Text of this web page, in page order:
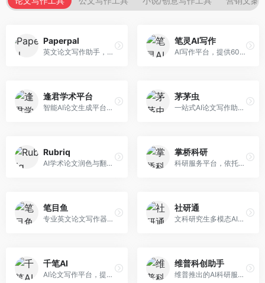
Paperpal
英文论文写作助手，专注于学术英语润色。面向需要发表国际期刊的研究者，提供语法检查、学术表达优化、格式规范等服务，英语表达地道专业。
笔灵AI写作
AI写作平台，提供600+写作模板。面向学生、职场人士和内容创作者，支持论文、公文、营销文案等多种文体，模板丰富，一键生成，写作效率大幅提升。
逢君学术平台
智能AI论文生成平台，支持查重检测。面向高校学生和研究人员，提供论文选题、内容生成、查重修改等一站式服务，学术写作流程完整。
茅茅虫
一站式AI论文写作助手，覆盖学术写作全场景。面向高校学生和科研人员，提供开题报告、文献综述、论文正文等写作服务，支持多学科多类型论文，操作简便。
Rubriq
AI学术论文润色与翻译平台。面向国际期刊投稿者，提供论文润色、翻译、格式调整等服务，支持多语言，学术表达专业规范。
掌桥科研
科研服务平台，依托3亿+真实文献数据库。面向学术研究者和学生，提供文献检索、论文写作、科研数据分析等服务，文献资源丰富，学术支持专业。
笔目鱼
专业英文论文写作器，支持学术论文全流程。面向留学生和国际期刊投稿者，提供英文论文撰写、润色、格式调整等服务，学术英语表达规范。
社研通
文科研究生多模态AI学术写作平台。面向文科研究生和社科研究者，提供文献综述、理论分析、定性研究辅助等服务，文科研究方法论支持完善。
千笔AI
AI论文写作平台，提供无限改稿服务。面向高校学生和学术研究者，支持论文选题、大纲生成、内容撰写、查重修改等全流程服务，改稿次数不限，服务质量有保障。
维普科创助手
维普推出的AI科研服务平台，整合学术资源与智能写作。面向科研人员和高校师生，提供文献检索、论文写作、查重检测等一站式服务，学术资源权威可靠。